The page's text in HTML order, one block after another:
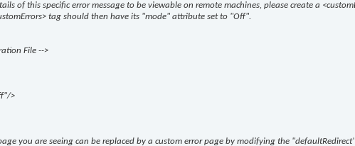
of this specific error message to be viewable on remote machines, please create a
tag should then have its "mode" attribute set to "Off".
File -->
>
you are seeing can be replaced by a custom error page by modifying the